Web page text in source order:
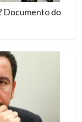
Documento do